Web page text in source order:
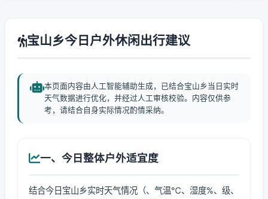
宝山乡今日户外休闲出行建议
本页面内容由人工智能辅助生成，已结合宝山乡当日实时
天气数据进行优化，并经过人工审核校验。内容仅供参
考，请结合自身实际情况酌情采纳。
一、今日整体户外适宜度
结合今日宝山乡实时天气情况（、气温℃、湿度%、级、